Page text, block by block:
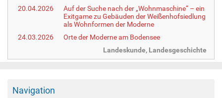
20.04.2026
Auf der Suche nach der „Wohnmaschine“ – ein
Exitgame zu Gebäuden der Weißenhofsiedlung
als Wohnformen der Moderne
24.03.2026
Orte der Moderne am Bodensee
Landeskunde, Landesgeschichte
Navigation